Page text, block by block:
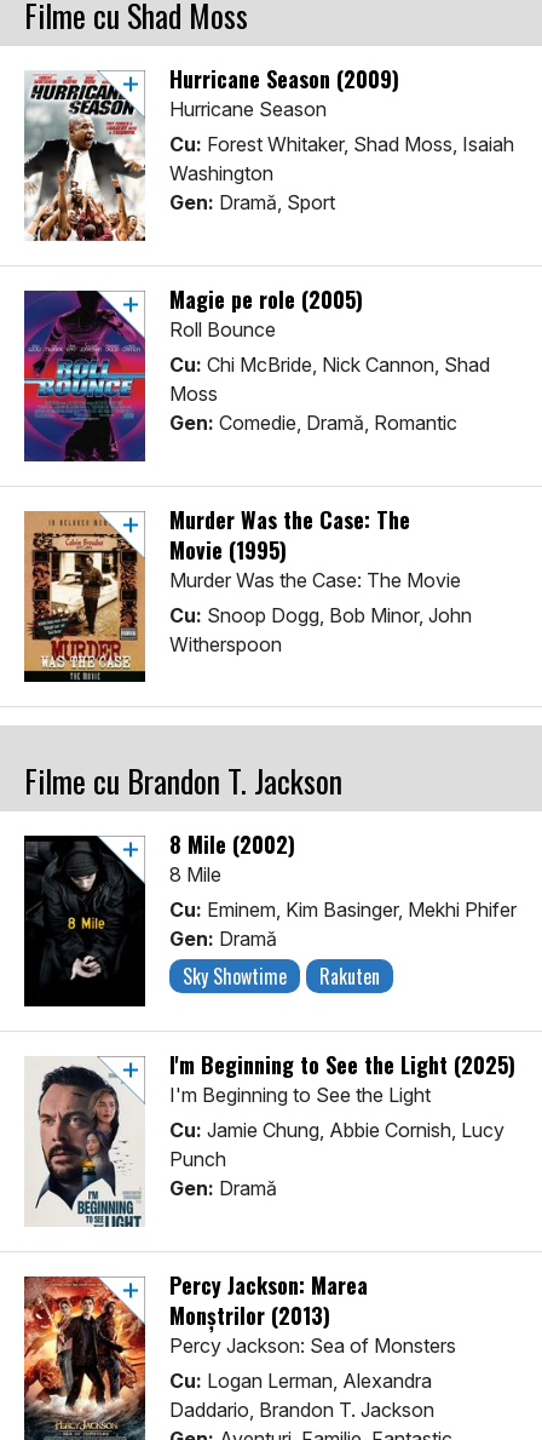
Filme cu Shad Moss
Hurricane Season (2009)
Hurricane Season
Cu: Forest Whitaker, Shad Moss, Isaiah
Washington
Gen: Dramă, Sport
Magie pe role (2005)
Roll Bounce
Cu: Chi McBride, Nick Cannon, Shad
Moss
Gen: Comedie, Dramă, Romantic
Murder Was the Case: The
Movie (1995)
Murder Was the Case: The Movie
Cu: Snoop Dogg, Bob Minor, John
Witherspoon
Filme cu Brandon T. Jackson
8 Mile (2002)
8 Mile
Cu: Eminem, Kim Basinger, Mekhi Phifer
Gen: Dramă
Sky Showtime Rakuten
I'm Beginning to See the Light (2025)
I'm Beginning to See the Light
Cu: Jamie Chung, Abbie Cornish, Lucy
Punch
Gen: Dramă
Percy Jackson: Marea
Monștrilor (2013)
Percy Jackson: Sea of Monsters
Cu: Logan Lerman, Alexandra
Daddario, Brandon T. Jackson